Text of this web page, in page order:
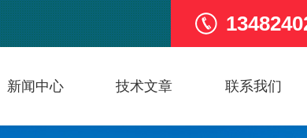
新闻中心 技术文章 联系我们